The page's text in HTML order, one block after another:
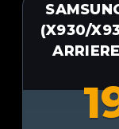
(X930/